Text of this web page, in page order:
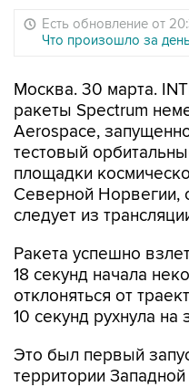
Есть обновление от
Что произошло за
Москва. 30 марта.
ракеты Spectrum
Aerospace,
тестовый
площадки
Северной Норвегии,
следует из
Ракета успешно
18 секунд начала
отклоняться от
10 секунд рухнула
Это был первый
территории